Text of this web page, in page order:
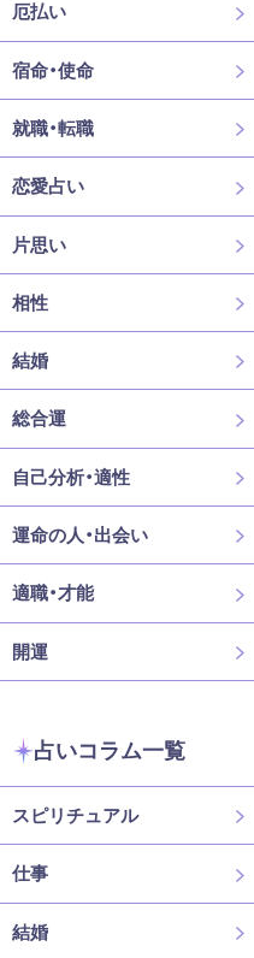
厄払い
宿命・使命
就職・転職
恋愛占い
片思い
相性
結婚
総合運
自己分析・適性
運命の人・出会い
適職・才能
開運
占いコラム一覧
スピリチュアル
仕事
結婚